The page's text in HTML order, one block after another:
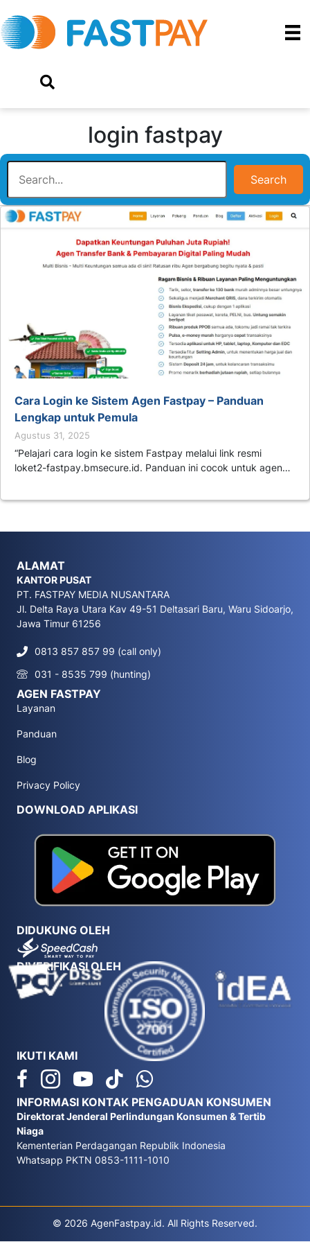
login fastpay
Search
Cara Login ke Sistem Agen Fastpay – Panduan
Lengkap untuk Pemula
Agustus 31, 2025
“Pelajari cara login ke sistem Fastpay melalui link resmi
loket2-fastpay.bmsecure.id. Panduan ini cocok untuk agen…
ALAMAT
KANTOR PUSAT
PT. FASTPAY MEDIA NUSANTARA
Jl. Delta Raya Utara Kav 49-51 Deltasari Baru, Waru Sidoarjo,
Jawa Timur 61256
0813 857 857 99 (call only)
031 - 8535 799 (hunting)
AGEN FASTPAY
Layanan
Panduan
Blog
Privacy Policy
DOWNLOAD APLIKASI
DIDUKUNG OLEH
DIVERIFIKASI OLEH
IKUTI KAMI
INFORMASI KONTAK PENGADUAN KONSUMEN
Direktorat Jenderal Perlindungan Konsumen & Tertib
Niaga
Kementerian Perdagangan Republik Indonesia
Whatsapp PKTN 0853-1111-1010
© 2026 AgenFastpay.id. All Rights Reserved.